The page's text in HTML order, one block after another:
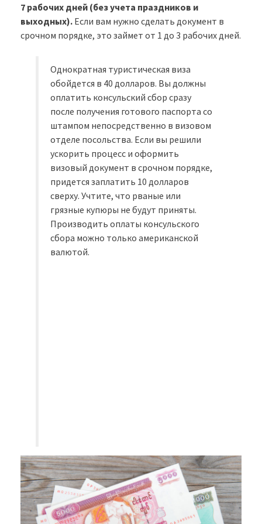
7 рабочих дней (без учета праздников и
выходных). Если вам нужно сделать документ в
срочном порядке, это займет от 1 до 3 рабочих дней.
Однократная туристическая виза
обойдется в 40 долларов. Вы должны
оплатить консульский сбор сразу
после получения готового паспорта со
штампом непосредственно в визовом
отделе посольства. Если вы решили
ускорить процесс и оформить
визовый документ в срочном порядке,
придется заплатить 10 долларов
сверху. Учтите, что рваные или
грязные купюры не будут приняты.
Производить оплаты консульского
сбора можно только американской
валютой.